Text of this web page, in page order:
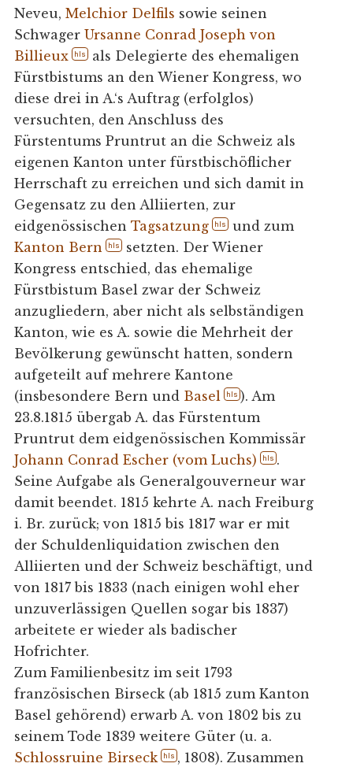
Neveu, Melchior Delfils sowie seinen
Schwager Ursanne Conrad Joseph von
Billieux
hls als Delegierte des ehemaligen
Fürstbistums an den Wiener Kongress, wo
diese drei in A.‘s Auftrag (erfolglos)
versuchten, den Anschluss des
Fürstentums Pruntrut an die Schweiz als
eigenen Kanton unter fürstbischöflicher
Herrschaft zu erreichen und sich damit in
Gegensatz zu den Alliierten, zur
eidgenössischen Tagsatzung hls und zum
Kanton Bern
hls setzten. Der Wiener
Kongress entschied, das ehemalige
Fürstbistum Basel zwar der Schweiz
anzugliedern, aber nicht als selbständigen
Kanton, wie es A. sowie die Mehrheit der
Bevölkerung gewünscht hatten, sondern
aufgeteilt auf mehrere Kantone
(insbesondere Bern und Basel hls ). Am
23.8.1815 übergab A. das Fürstentum
Pruntrut dem eidgenössischen Kommissär
Johann Conrad Escher (vom Luchs)
hls .
Seine Aufgabe als Generalgouverneur war
damit beendet. 1815 kehrte A. nach Freiburg
i. Br. zurück; von 1815 bis 1817 war er mit
der Schuldenliquidation zwischen den
Alliierten und der Schweiz beschäftigt, und
von 1817 bis 1833 (nach einigen wohl eher
unzuverlässigen Quellen sogar bis 1837)
arbeitete er wieder als badischer
Hofrichter.
Zum Familienbesitz im seit 1793
französischen Birseck (ab 1815 zum Kanton
Basel gehörend) erwarb A. von 1802 bis zu
seinem Tode 1839 weitere Güter (u. a.
Schlossruine Birseck
hls , 1808). Zusammen